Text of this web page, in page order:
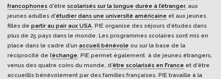
francophones d’être scolarisés sur la longue durée à l’étranger, aux
jeunes adultes d’étudier dans une université américaine et aux jeunes
filles de partir au pair aux USA. PIE organise des séjours d’études dans
plus de 25 pays dans le monde. Les programmes scolaires sont mis en
place dans le cadre d’un accueil bénévole ou sur la base de la
réciprocité de l’échange. PIE permet également à de jeunes étrangers,
venus des quatre coins du monde, d’être scolarisés en France et d’être
accueillis bénévolement par des familles françaises. PIE travaille à la